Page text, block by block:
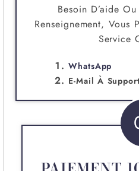
Besoin D’aide
Renseignement, Vous
Service
WhatsApp
E-Mail À